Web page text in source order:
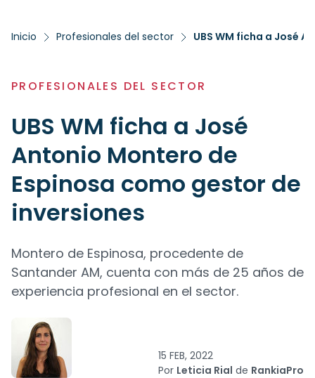
Inicio Profesionales del sector UBS WM ficha a José
PROFESIONALES DEL SECTOR
UBS WM ficha a José
Antonio Montero de
Espinosa como gestor de
inversiones
Montero de Espinosa, procedente de
Santander AM, cuenta con más de 25 años de
experiencia profesional en el sector.
15 FEB, 2022
Por Leticia Rial de RankiaPro